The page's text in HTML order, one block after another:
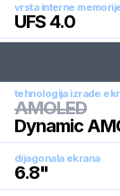
vrsta interne
UFS 4.0
tehnologija izrade
AMOLED
Dynamic
dijagonala ekrana
6.8"